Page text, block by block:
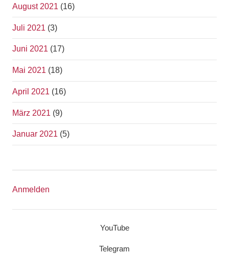
August 2021 (16)
Juli 2021 (3)
Juni 2021 (17)
Mai 2021 (18)
April 2021 (16)
März 2021 (9)
Januar 2021 (5)
Anmelden
YouTube
Telegram